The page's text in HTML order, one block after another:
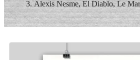
Alexis Nesme, El Diablo, Le